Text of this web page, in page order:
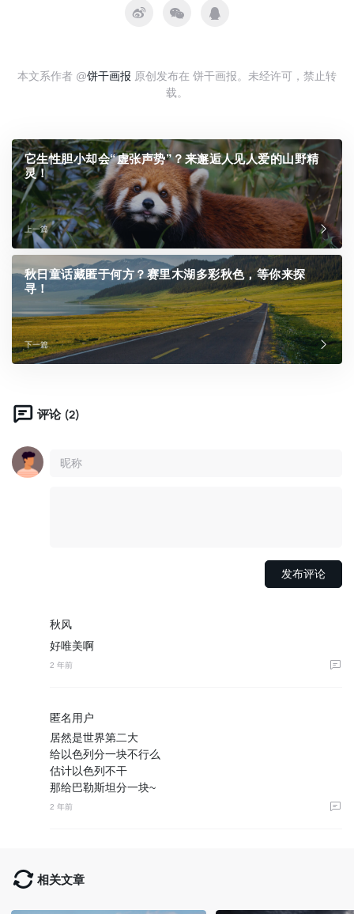
本文系作者 @饼干画报 原创发布在 饼干画报。未经许可，禁止转
载。
它生性胆小却会“虚张声势”？来邂逅人见人爱的山野精
灵！
上一篇
秋日童话藏匿于何方？赛里木湖多彩秋色，等你来探
寻！
下一篇
评论 (2)
秋风
好唯美啊
2 年前
匿名用户
居然是世界第二大
给以色列分一块不行么
估计以色列不干
那给巴勒斯坦分一块~
2 年前
相关文章